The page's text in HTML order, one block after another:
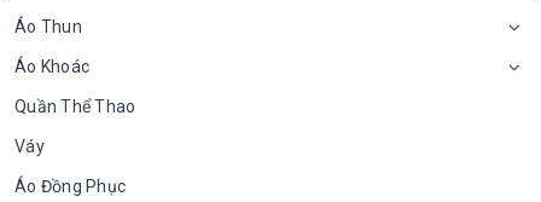
Áo Thun
Áo Khoác
Quần Thể Thao
Váy
Áo Đồng Phục